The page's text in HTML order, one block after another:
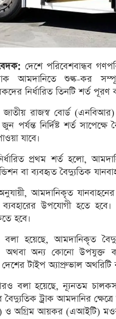
দেশে পরিবেশবান্ধব
আমদানিতে শুল্ক-কর
নির্ধারিত তিনটি শর্ত পূরণ
রাজস্ব বোর্ড (এনবিআর)
পর্যন্ত নির্দিষ্ট শর্ত
যাবে।
প্রথম শর্ত হলো,
বা ব্যবহৃত বৈদ্যুতিক
অনুযায়ী, আমদানিকৃত
উপযোগী হতে হবে।
হবে।
বলা হয়েছে, আমদানিকৃত
অন্য কোনো উপযুক্ত
দেশের টাইপ অ্যাপ্রুভাল
বলা হয়েছে, ন্যূনতম
বৈদ্যুতিক ট্রাক আমদানির
ও অগ্রিম আয়কর (এআইটি)